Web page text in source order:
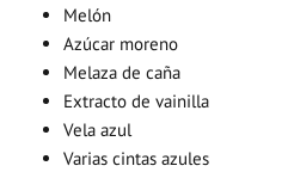
Melón
Azúcar moreno
Melaza de caña
Extracto de vainilla
Vela azul
Varias cintas azules